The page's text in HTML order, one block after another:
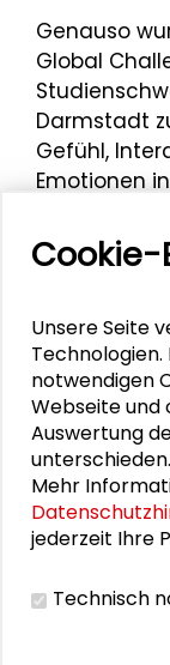
Genauso
Global
Darmstadt
Gefühl,
Emotionen
zusammen
Schader-
Nina Janich
Antonia
Unsere Seite
notwendigen
Webseite und
Auswertung
unterschieden.
Mehr
jederzeit Ihre
Technisch